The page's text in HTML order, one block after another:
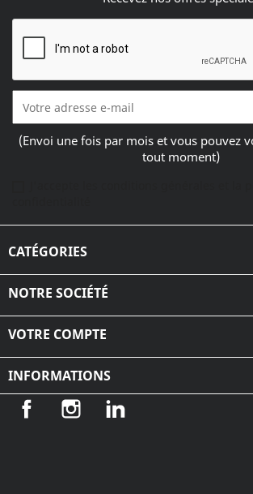
(Envoi une fois par mois et vous pouvez
tout moment)
CATÉGORIES
NOTRE SOCIÉTÉ
VOTRE COMPTE
INFORMATIONS
Facebook Instagram